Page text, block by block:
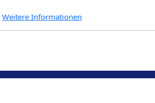
Weitere Informationen